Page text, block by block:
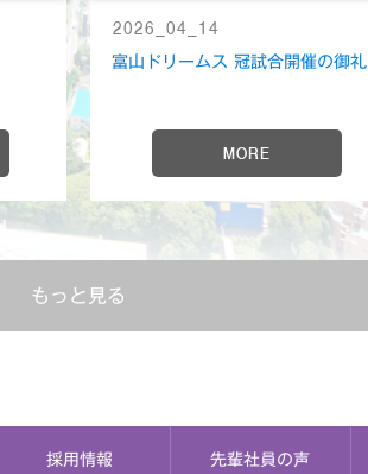
2026_04_14
富山ドリームス 冠試合開催の御礼
MORE
もっと見る
採用情報 先輩社員の声